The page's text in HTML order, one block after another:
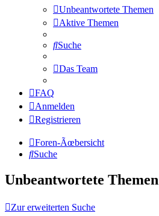
Unbeantwortete Themen
Aktive Themen
Suche
Das Team
FAQ
Anmelden
Registrieren
Foren-Ãœbersicht
Suche
Unbeantwortete Themen
Zur erweiterten Suche